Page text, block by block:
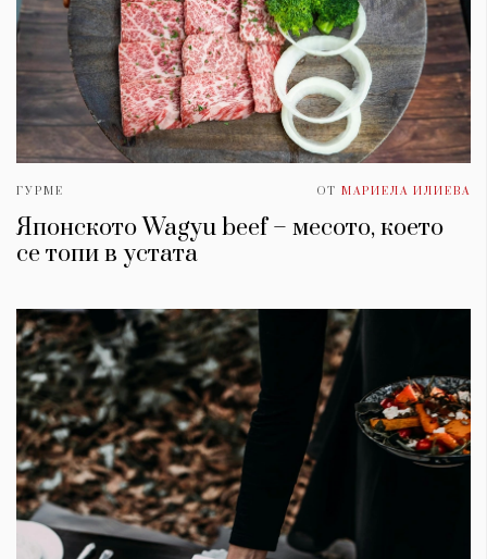
ГУРМЕ ОТ МАРИЕЛА ИЛИЕВА
Японското Wagyu beef – месото, което
се топи в устата